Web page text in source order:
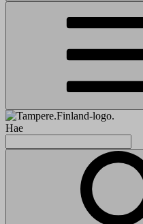
Hae